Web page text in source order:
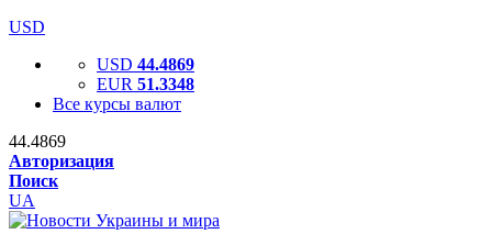
USD
USD 44.4869
EUR 51.3348
Все курсы валют
44.4869
Авторизация
Поиск
UA